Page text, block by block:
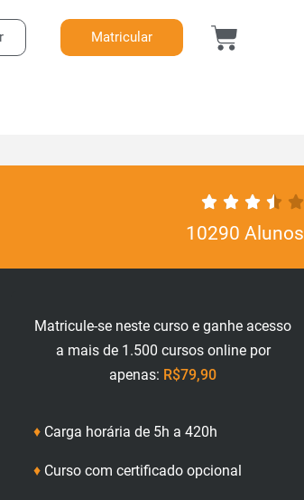
Matricular
10290 Alunos
Matricule-se neste curso e ganhe acesso
a mais de 1.500 cursos online por
apenas: R$79,90
♦ Carga horária de 5h a 420h
♦ Curso com certificado opcional